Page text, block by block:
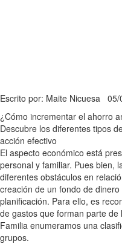
Escrito por: Maite Nicuesa
¿Cómo incrementar el ahorro
Descubre los diferentes tipos
acción efectivo
El aspecto económico está
personal y familiar. Pues bien,
diferentes obstáculos en
creación de un fondo de
planificación. Para ello, es
de gastos que forman parte
Familia enumeramos una
grupos.